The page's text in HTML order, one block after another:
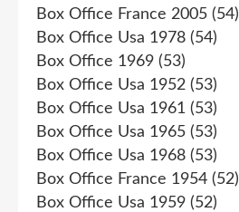
Box Office France 2005 (54)
Box Office Usa 1978 (54)
Box Office 1969 (53)
Box Office Usa 1952 (53)
Box Office Usa 1961 (53)
Box Office Usa 1965 (53)
Box Office Usa 1968 (53)
Box Office France 1954 (52)
Box Office Usa 1959 (52)